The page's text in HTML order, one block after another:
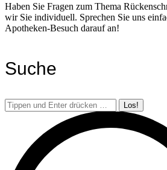
Haben Sie Fragen zum Thema
wir Sie individuell. Sprechen Sie uns
Apotheken-Besuch darauf an!
Suche